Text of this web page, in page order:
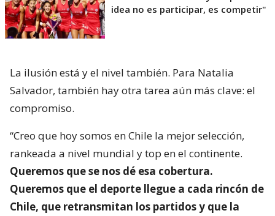
idea no es participar, es competir"
La ilusión está y el nivel también. Para Natalia
Salvador, también hay otra tarea aún más clave: el
compromiso.
“Creo que hoy somos en Chile la mejor selección,
rankeada a nivel mundial y top en el continente.
Queremos que se nos dé esa cobertura.
Queremos que el deporte llegue a cada rincón de
Chile, que retransmitan los partidos y que la